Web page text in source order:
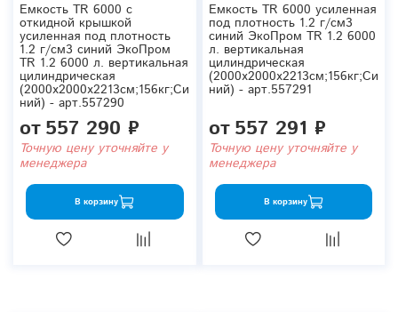
Емкость TR 6000 с
откидной крышкой
усиленная под плотность
1.2 г/см3 синий ЭкоПром
TR 1.2 6000 л. вертикальная
цилиндрическая
(2000x2000x2213см;156кг;Си
ний) - арт.557290
от557 290 ₽
Точную цену уточняйте у
менеджера
В корзину
Емкость TR 6000 усиленная
под плотность 1.2 г/см3
синий ЭкоПром TR 1.2 6000
л. вертикальная
цилиндрическая
(2000x2000x2213см;156кг;Си
ний) - арт.557291
от557 291 ₽
Точную цену уточняйте у
менеджера
В корзину